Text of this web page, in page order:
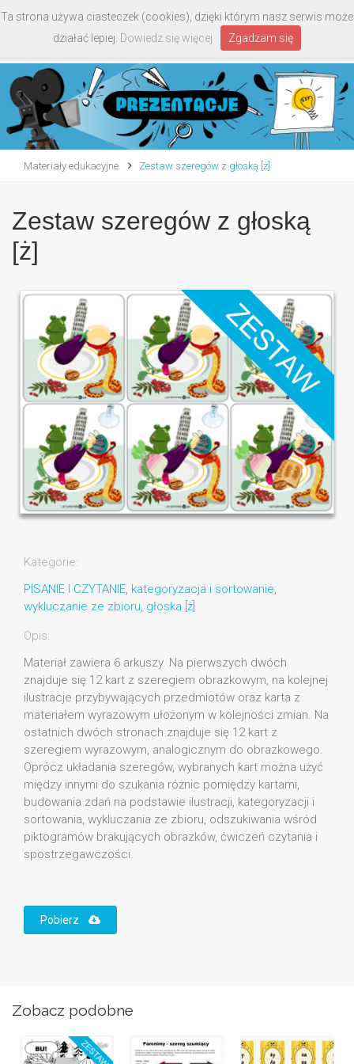
Materiały edukacyjne Zestaw szeregów z głoską [ż]
Zestaw szeregów z głoską
[ż]
Kategorie:
PISANIE I CZYTANIE, kategoryzacja i sortowanie,
wykluczanie ze zbioru, głoska [ż]
Opis:
Materiał zawiera 6 arkuszy. Na pierwszych dwóch
znajduje się 12 kart z szeregiem obrazkowym, na kolejnej
ilustracje przybywających przedmiotów oraz karta z
materiałem wyrazowym ułożonym w kolejności zmian. Na
ostatnich dwóch stronach znajduje się 12 kart z
szeregiem wyrazowym, analogicznym do obrazkowego.
Oprócz układania szeregów, wybranych kart można użyć
między innymi do szukania różnic pomiędzy kartami,
budowania zdań na podstawie ilustracji, kategoryzacji i
sortowania, wykluczania ze zbioru, odszukiwania wśród
piktogramów brakujących obrazków, ćwiczeń czytania i
spostrzegawczości.
Pobierz
Zobacz podobne
Ta strona używa ciasteczek (cookies), dzięki którym nasz serwis może
działać lepiej. Dowiedz się więcej Zgadzam się